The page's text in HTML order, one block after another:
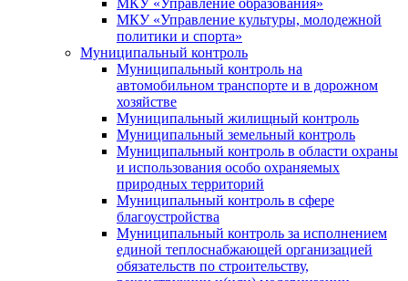
МКУ «Управление образования»
МКУ «Управление культуры, молодежной
политики и спорта»
Муниципальный контроль
Муниципальный контроль на
автомобильном транспорте и в дорожном
хозяйстве
Муниципальный жилищный контроль
Муниципальный земельный контроль
Муниципальный контроль в области охраны
и использования особо охраняемых
природных территорий
Муниципальный контроль в сфере
благоустройства
Муниципальный контроль за исполнением
единой теплоснабжающей организацией
обязательств по строительству,